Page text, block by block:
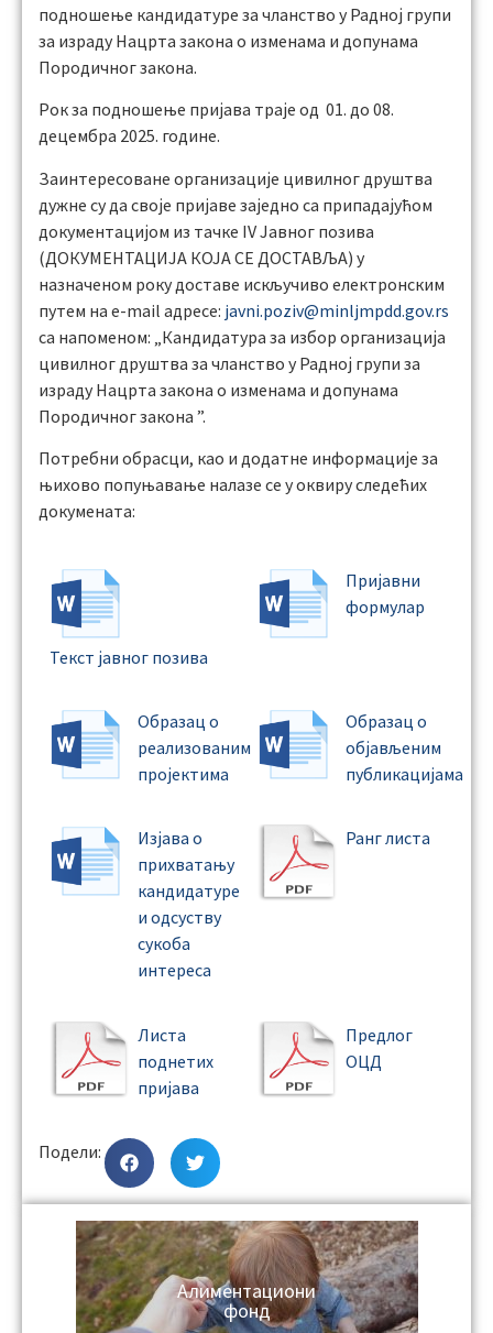
подношење кандидатуре за чланство у Радној групи
за израду Нацрта закона о изменама и допунама
Породичног закона.
Рoк зa пoднoшeњe пријава траје од 01. до 08.
децембра 2025. године.
Заинтересоване организације цивилног друштва
дужне су да своје пријаве заједно са припадајућом
документацијом из тачке IV Јавног позива
(ДОКУМЕНТАЦИЈА КОЈА СЕ ДОСТАВЉА) у
назначеном року доставе искључиво електронским
путем на е-mail адресе: javni.poziv@minljmpdd.gov.rs
сa нaпoмeнoм: „Кандидатура за избор организација
цивилног друштва за чланство у Радној групи за
израду Нацрта закона о изменама и допунама
Породичног закона ”.
Потребни обрасци, као и додатне информације за
њихово попуњавање налазе се у оквиру следећих
докумената:
Текст јавног позива
Пријавни
формулар
Образац о
реализованим
пројектима
Образац о
објављеним
публикацијама
Изјава о
прихватању
кандидатуре
и одсуству
сукоба
интереса
Ранг листа
Листа
поднетих
пријава
Предлог
ОЦД
Подели:
Алиментациони
фонд